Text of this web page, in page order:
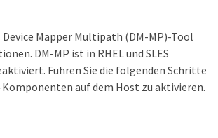
Device Mapper Multipath (DM-MP)-Tool
DM-MP ist in RHEL und SLES
Führen Sie die folgenden Schritte
Komponenten auf dem Host zu aktivieren.